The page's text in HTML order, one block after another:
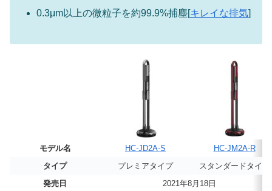
0.3μm以上の微粒子を約99.9%捕塵[キレイな排気]
モデル名 HC-JD2A-S
HC-JM2A-R
タイプ
プレミアタイプ
スタンダードタイプ
発売日
2021年8月18日